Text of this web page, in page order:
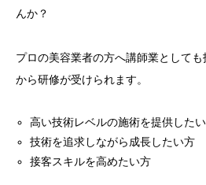
んか？
プロの美容業者の方へ講師業として
から研修が受けられます。
高い技術レベルの施術を提供した
技術を追求しながら成長したい方
接客スキルを高めたい方